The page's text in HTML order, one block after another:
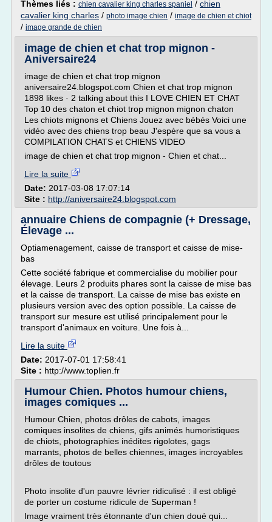
Thèmes liés : chien cavalier king charles spaniel / chien
cavalier king charles / photo image chien / image de chien et chiot
/ image grande de chien
image de chien et chat trop mignon -
Aniversaire24
image de chien et chat trop mignon
aniversaire24.blogspot.com Chien et chat trop mignon
1898 likes · 2 talking about this I LOVE CHIEN ET CHAT
Top 10 des chaton et chiot trop mignon mignon chaton
Les chiots mignons et Chiens Jouez avec bébés Voici une
vidéo avec des chiens trop beau J'espère que sa vous a
COMPILATION CHATS et CHIENS VIDEO
image de chien et chat trop mignon - Chien et chat...
Lire la suite
Date: 2017-03-08 17:07:14
Site : http://aniversaire24.blogspot.com
annuaire Chiens de compagnie (+ Dressage,
Élevage ...
Optiamenagement, caisse de transport et caisse de mise-
bas
Cette société fabrique et commercialise du mobilier pour
élevage. Leurs 2 produits phares sont la caisse de mise bas
et la caisse de transport. La caisse de mise bas existe en
plusieurs version avec des option possible. La caisse de
transport sur mesure est utilisé principalement pour le
transport d'animaux en voiture. Une fois à...
Lire la suite
Date: 2017-07-01 17:58:41
Site : http://www.toplien.fr
Humour Chien. Photos humour chiens,
images comiques ...
Humour Chien, photos drôles de cabots, images
comiques insolites de chiens, gifs animés humoristiques
de chiots, photographies inédites rigolotes, gags
marrants, photos de belles chiennes, images incroyables
drôles de toutous
Photo insolite d'un pauvre lévrier ridiculisé : il est obligé
de porter un costume ridicule de Superman !
Image vraiment très étonnante d'un chien doué qui...